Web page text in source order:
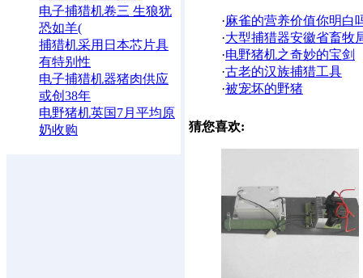
电子捕猎机卷三 生狼犹
恐如羊(
捕猎机采用日本芯片具
有特别性
电子捕猎机器猪肉供应
或创38年
电野猪机英国7月平均原
奶收购
·麻雀的营养价值你明白
·大型捕猎器安徽省畜牧
·电野猪机之奇妙的宝剑
·古老的汉族捕猎工具
·被宠坏的野猪
猜您喜欢: